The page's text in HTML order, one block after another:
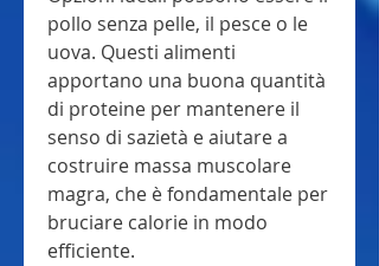
pollo senza pelle, il pesce o le
uova. Questi alimenti
apportano una buona quantità
di proteine per mantenere il
senso di sazietà e aiutare a
costruire massa muscolare
magra, che è fondamentale per
bruciare calorie in modo
efficiente.